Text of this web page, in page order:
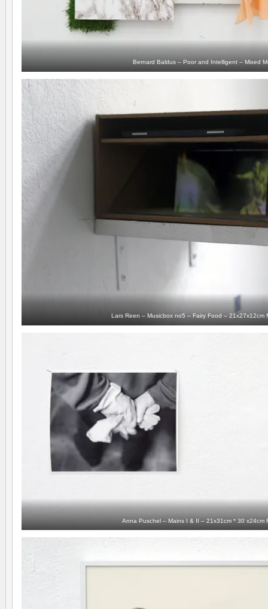
Bernard Baldus – Poor and Intelligent – Mixed
Lars Reen – Musicbox no5 – Fairy Food – 21x27x12cm
Anna Puschel – Mains I & II – 21x31cm * 30 x24cm